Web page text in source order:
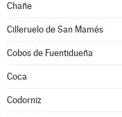
Chañe
Cilleruelo de San Mamés
Cobos de Fuentidueña
Coca
Codorniz